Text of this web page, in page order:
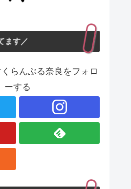
ます／
らんぶる奈良をフォロ
ーする